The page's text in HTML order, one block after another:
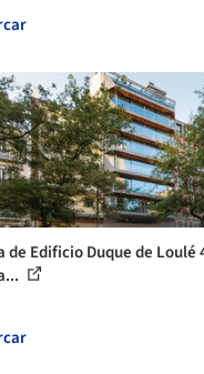
de Edificio Duque de Loulé